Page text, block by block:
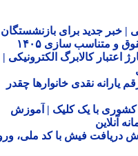
جدید برای بازنشستگان و
سازی ۱۴۰۵
| زمان شارژ اعتبار کالابرگ الکترونیکی |
مرداد ماه ۱۴۰۵ | رقم یارانه نقدی خانوارها چقدر
با یک کلیک | آموزش
فیش با کد ملی، ورود